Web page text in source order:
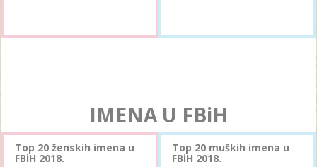
IMENA U FBiH
Top 20 ženskih imena u
FBiH 2018.
Top 20 muških imena u
FBiH 2018.